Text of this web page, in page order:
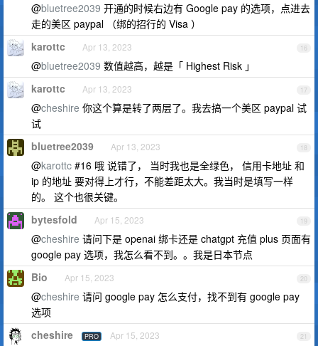
@bluetree2039 开通的时候右边有 Google pay 的选项，点进去
走的美区 paypal （绑的招行的 Visa ）
16
karottc Apr 13, 2023
@bluetree2039 数值越高，越是「 Highest Risk 」
17
karottc Apr 13, 2023
@cheshire 你这个算是转了两层了。我去搞一个美区 paypal 试
试
18
bluetree2039 Apr 13, 2023
@karottc #16 哦 说错了， 当时我也是全绿色， 信用卡地址 和
ip 的地址 要对得上才行，不能差距太大。我当时是填写一样
的。 这个也很关键。
19
bytesfold Apr 15, 2023
@cheshire 请问下是 openai 绑卡还是 chatgpt 充值 plus 页面有
google pay 选项，我怎么看不到。。我是日本节点
20
Bio Apr 15, 2023
@cheshire 请问 google pay 怎么支付，找不到有 google pay
选项
21
cheshire PRO Apr 15, 2023